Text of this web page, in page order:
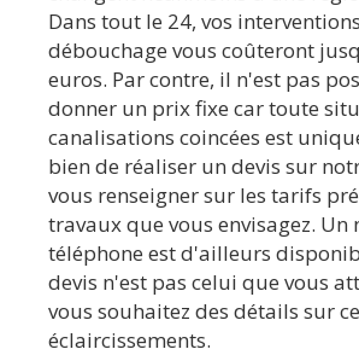
Dans tout le 24, vos
débouchage vous coûteront
euros. Par contre, il n'est pas
donner un prix fixe car toute
canalisations coincées est
bien de réaliser un devis sur
vous renseigner sur les tarifs
travaux que vous envisagez. Un
téléphone est d'ailleurs
devis n'est pas celui que vous
vous souhaitez des détails sur
éclaircissements.